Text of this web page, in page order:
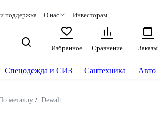
поддержка О нас Инвесторам
Избранное
Сравнение Заказы
Спецодежда и СИЗ Сантехника Авто
металлу / Dewalt